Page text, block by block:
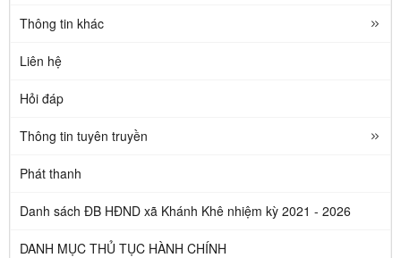
Thông tin khác
Liên hệ
Hỏi đáp
Thông tin tuyên truyền
Phát thanh
Danh sách ĐB HĐND xã Khánh Khê nhiệm kỳ 2021 - 2026
DANH MỤC THỦ TỤC HÀNH CHÍNH